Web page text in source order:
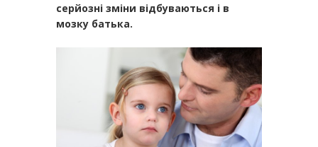
серйозні зміни відбуваються і в
мозку батька.